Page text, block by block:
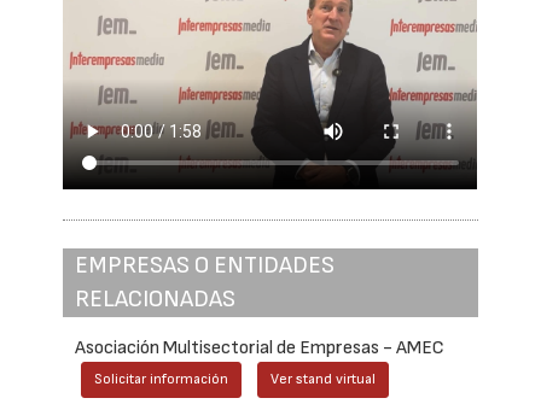
EMPRESAS O ENTIDADES
RELACIONADAS
Asociación Multisectorial de Empresas - AMEC
Solicitar información Ver stand virtual